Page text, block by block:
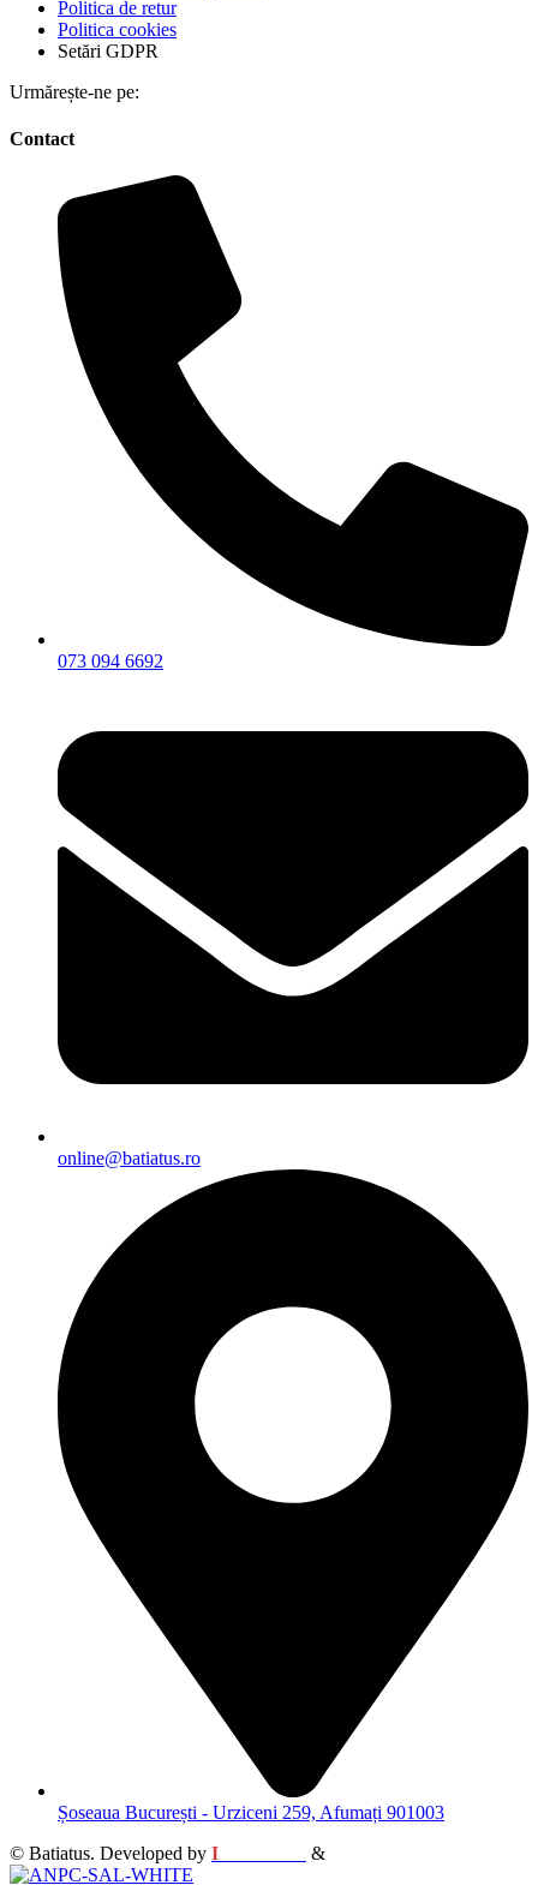
Politica de retur
Politica cookies
Setări GDPR
Urmărește-ne pe:
Contact
073 094 6692
online@batiatus.ro
Șoseaua București - Urziceni 259, Afumați 901003
© Batiatus. Developed by I &